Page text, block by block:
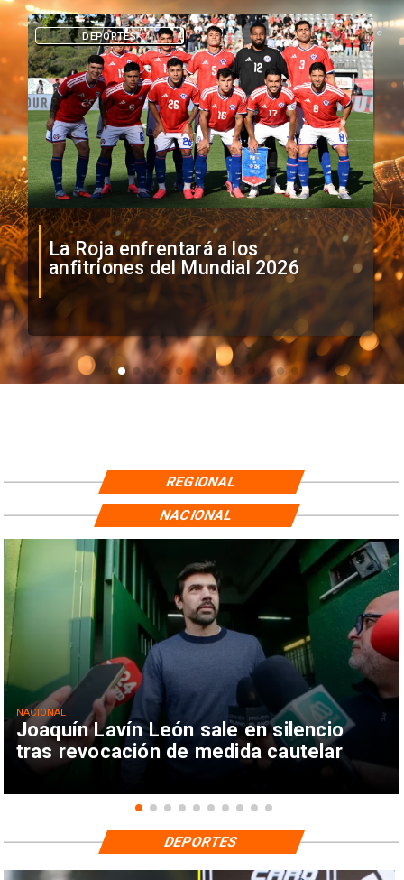
La Roja enfrentará a los
anfitriones del Mundial 2026
DEPORTES
REGIONAL
Joaquín Lavín León sale en silencio
tras revocación de medida cautelar
NACIONAL
NACIONAL
DEPORTES